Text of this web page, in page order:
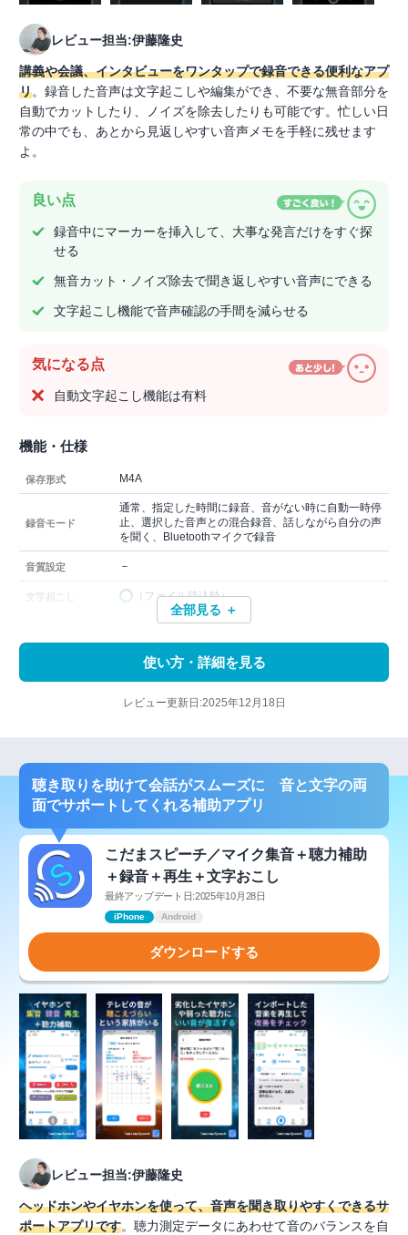
レビュー担当:伊藤隆史
講義や会議、インタビューをワンタップで録音できる便利なアプ
リ。録音した音声は文字起こしや編集ができ、不要な無音部分を
自動でカットしたり、ノイズを除去したりも可能です。忙しい日
常の中でも、あとから見返しやすい音声メモを手軽に残せます
よ。
良い点
録音中にマーカーを挿入して、大事な発言だけをすぐ探
せる
無音カット・ノイズ除去で聞き返しやすい音声にできる
文字起こし機能で音声確認の手間を減らせる
気になる点
自動文字起こし機能は有料
機能・仕様
保存形式 M4A
録音モード
通常、指定した時間に録音、音がない時に自動一時停
止、選択した音声との混合録音、話しながら自分の声
を聞く、Bluetoothマイクで録音
音質設定 －
文字起こし （ファイル読込時）
全部見る ＋
使い方・詳細を見る
レビュー更新日:2025年12月18日
聴き取りを助けて会話がスムーズに 音と文字の両
面でサポートしてくれる補助アプリ
こだまスピーチ／マイク集音＋聴力補助
＋録音＋再生＋文字おこし
最終アップデート日:2025年10月28日
iPhone Android
ダウンロードする
レビュー担当:伊藤隆史
ヘッドホンやイヤホンを使って、音声を聞き取りやすくできるサ
ポートアプリです。聴力測定データにあわせて音のバランスを自